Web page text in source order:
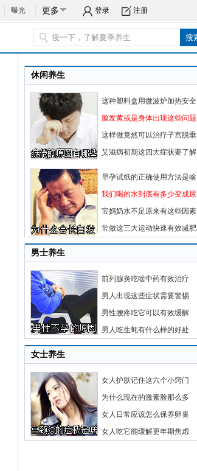
曝光 更多 登录 注册
休闲养生
这种塑料盒用微波炉加热安全
脸发黄或是身体出现这些问题
这样做竟然可以治疗子宫脱垂
艾滋病初期这四大症状要了解
早孕试纸的正确使用方法是啥
我们喝的水到底有多少变成尿
宝妈奶水不足原来有这些因素
常做这三大运动快速有效减肥
男士养生
前列腺炎吃啥中药有效治疗
男人出现这些症状需要警惕
男性腰疼吃它可以有效缓解
男人吃生蚝有什么样的好处
女士养生
女人护肤记住这六个小窍门
为什么现在的激素脸那么多
女人日常应该怎么保养卵巢
女人吃它能缓解更年期焦虑